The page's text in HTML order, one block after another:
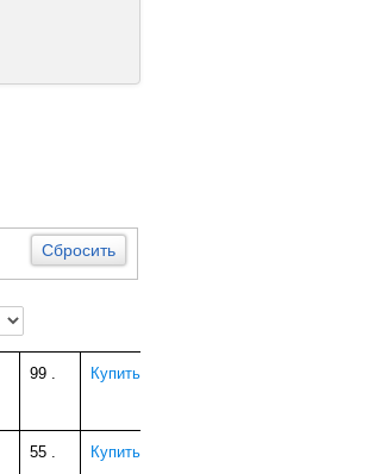
Сбросить
99 . Купить
55 . Купить